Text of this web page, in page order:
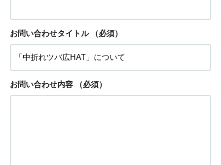
お問い合わせタイトル （必須）
お問い合わせ内容 （必須）